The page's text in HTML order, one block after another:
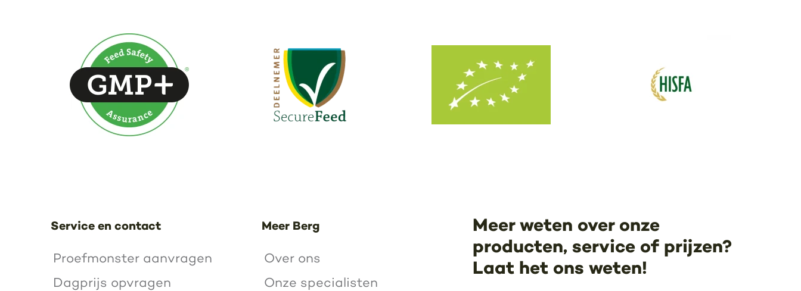
Service en contact
Proefmonster aanvragen
Dagprijs opvragen
Meer Berg
Over ons
Onze specialisten
Meer weten over onze
producten, service of prijzen?
Laat het ons weten!